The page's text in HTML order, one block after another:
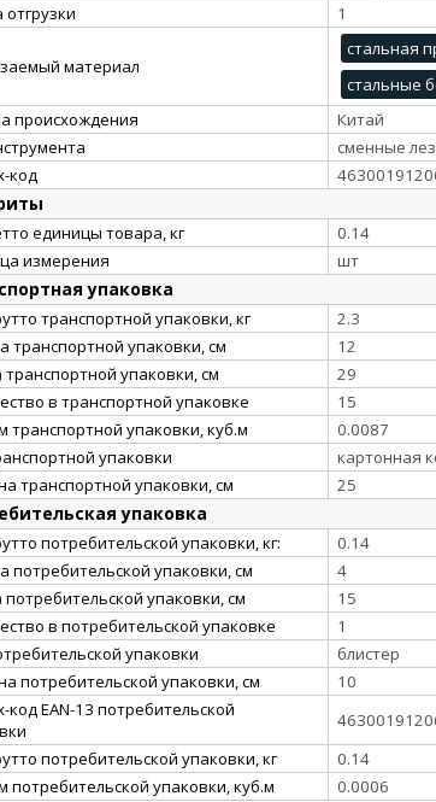
1
материал
стальная
стальные
происхождения
Китай
сменные
код
единицы товара, кг
0.14
измерения
шт
упаковка
транспортной упаковки, кг
2.3
транспортной упаковки, см
12
упаковки, см
29
в транспортной упаковке
15
упаковки, куб.м
0.0087
упаковки
картонная
транспортной упаковки, см
25
упаковка
потребительской упаковки, кг:
0.14
потребительской упаковки, см
4
упаковки, см
15
в потребительской упаковке
1
упаковки
блистер
потребительской упаковки, см
10
EAN-13 потребительской
потребительской упаковки, кг
0.14
упаковки, куб.м
0.0006